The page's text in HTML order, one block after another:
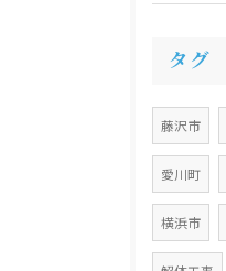
タグ
藤沢市
愛川町
横浜市